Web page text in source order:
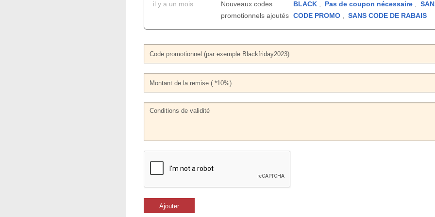
il y a un mois
Nouveaux codes
promotionnels ajoutés
BLACK Pas de coupon nécessaire ,
CODE PROMO ,SANS CODE DE RABAIS
Ajouter